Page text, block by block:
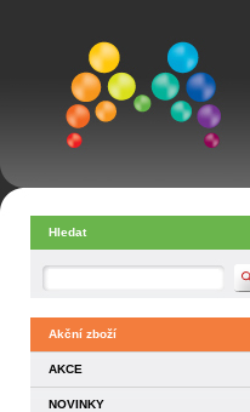
Hledat
Akční zboží
AKCE
NOVINKY